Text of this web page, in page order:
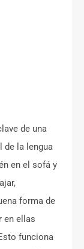
de una
de la lengua
en el sofá y
forma de
en ellas
funciona